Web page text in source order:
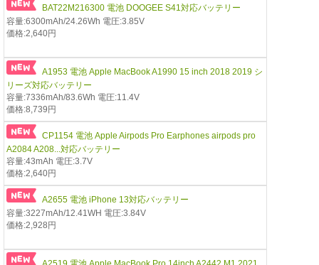
BAT22M216300 電池 DOOGEE S41対応バッテリー
容量:6300mAh/24.26Wh 電圧:3.85V
価格:2,640円
A1953 電池 Apple MacBook A1990 15 inch 2018 2019 シ
リーズ対応バッテリー
容量:7336mAh/83.6Wh 電圧:11.4V
価格:8,739円
CP1154 電池 Apple Airpods Pro Earphones airpods pro
A2084 A208...対応バッテリー
容量:43mAh 電圧:3.7V
価格:2,640円
A2655 電池 iPhone 13対応バッテリー
容量:3227mAh/12.41WH 電圧:3.84V
価格:2,928円